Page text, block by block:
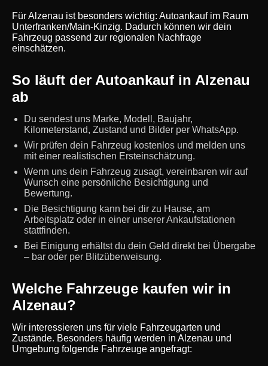
Für Alzenau ist besonders wichtig: Autoankauf im Raum
Unterfranken/Main-Kinzig. Dadurch können wir dein
Fahrzeug passend zur regionalen Nachfrage
einschätzen.
So läuft der Autoankauf in Alzenau
ab
Du sendest uns Marke, Modell, Baujahr,
Kilometerstand, Zustand und Bilder per WhatsApp.
Wir prüfen dein Fahrzeug kostenlos und melden uns
mit einer realistischen Ersteinschätzung.
Wenn uns dein Fahrzeug zusagt, vereinbaren wir auf
Wunsch eine persönliche Besichtigung und
Bewertung.
Die Besichtigung kann bei dir zu Hause, am
Arbeitsplatz oder in einer unserer Ankaufstationen
stattfinden.
Bei Einigung erhältst du dein Geld direkt bei Übergabe
– bar oder per Blitzüberweisung.
Welche Fahrzeuge kaufen wir in
Alzenau?
Wir interessieren uns für viele Fahrzeugarten und
Zustände. Besonders häufig werden in Alzenau und
Umgebung folgende Fahrzeuge angefragt: